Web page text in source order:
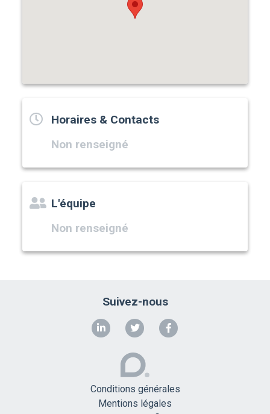
Horaires & Contacts
Non renseigné
L'équipe
Non renseigné
Suivez-nous
Conditions générales
Mentions légales